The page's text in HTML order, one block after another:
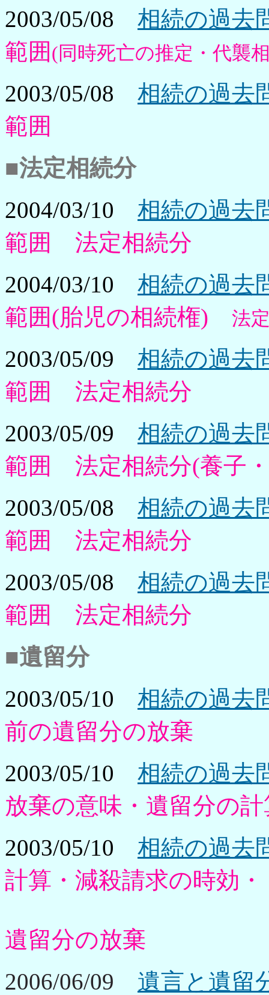
2003/05/08 相続の過去
範囲 (同時死亡の推定・代襲
2003/05/08 相続の過去
範囲
■法定相続分
2004/03/10 相続の過去
範囲 法定相続分
2004/03/10 相続の過去
範囲(胎児の相続権)
法
2003/05/09 相続の過去
範囲 法定相続分
2003/05/09 相続の過去
範囲 法定相続分(養子
2003/05/08 相続の過去
範囲 法定相続分
2003/05/08 相続の過去
範囲 法定相続分
■遺留分
2003/05/10 相続の過去
前の遺留分の放棄
2003/05/10 相続の過去
放棄の意味・遺留分の計
2003/05/10 相続の過去
計算・減殺請求の時効・
遺留分の放棄
2006/06/09
遺言と遺留